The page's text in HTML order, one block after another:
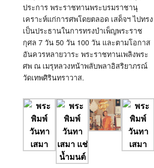
ประการ พระราชทานพระบรมราชานุ
เคราะห์แก่การศพโดยตลอด เสด็จฯ ไปทรง
เป็นประธานในการทรงบำเพ็ญพระราช
กุศล 7 วัน 50 วัน 100 วัน และตามโอกาส
อันควรหลายวาระ พระราชทานเพลิงพระ
ศพ ณ เมรุหลวงหน้าพลับพลาอิสริยาภรณ์
วัดเทพศิรินทราวาส.